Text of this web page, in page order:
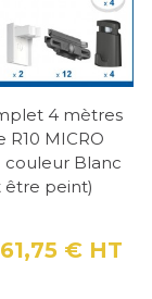
4 mètres
R10 MICRO
couleur Blanc
être peint)
61,75 € HT